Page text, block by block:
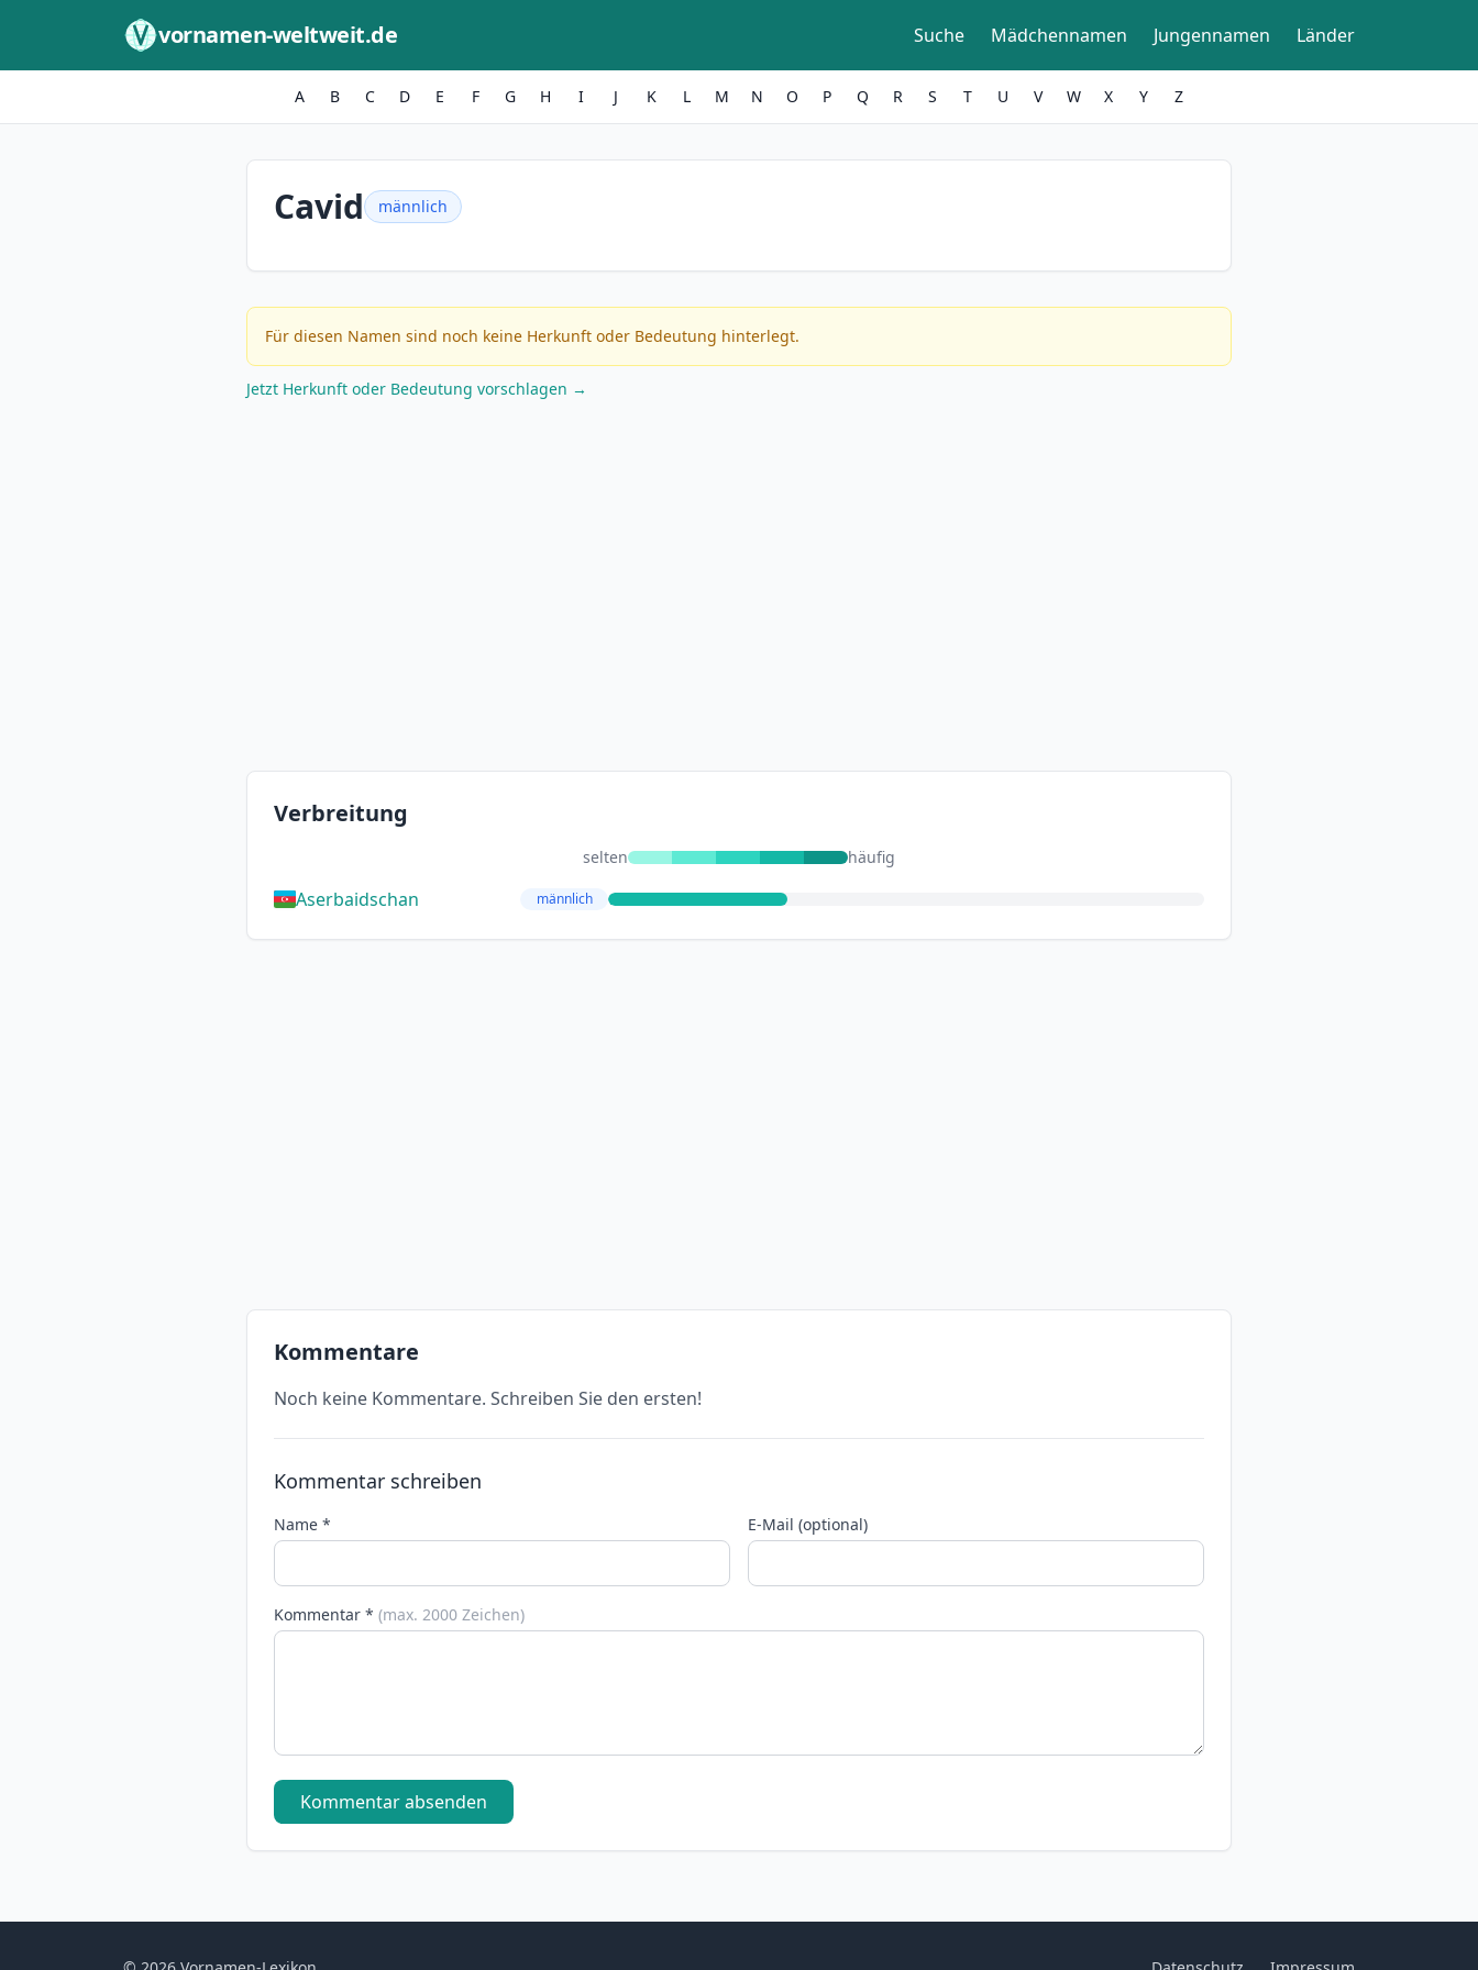
vornamen-weltweit.de Suche Mädchennamen Jungennamen Länder
A B C D E F G H I J K L M N O P Q R S T U V W X Y Z
Cavid männlich
Für diesen Namen sind noch keine Herkunft oder Bedeutung hinterlegt.
Jetzt Herkunft oder Bedeutung vorschlagen →
Verbreitung
selten häufig
Aserbaidschan männlich
Kommentare
Noch keine Kommentare. Schreiben Sie den ersten!
Kommentar schreiben
Name * E-Mail (optional)
Kommentar * (max. 2000 Zeichen)
Kommentar absenden